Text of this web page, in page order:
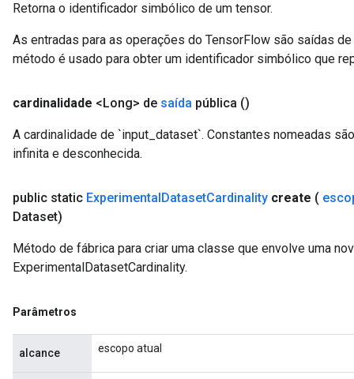
Retorna o identificador simbólico de um tensor.
As entradas para as operações do TensorFlow são saídas
método é usado para obter um identificador simbólico que
cardinalidade <Long> de saída pública ()
A cardinalidade de `input_dataset`. Constantes nomeadas
infinita e desconhecida.
public static ExperimentalDatasetCardinality create (
Dataset)
Método de fábrica para criar uma classe que envolve uma
ExperimentalDatasetCardinality.
Parâmetros
alcance escopo atual